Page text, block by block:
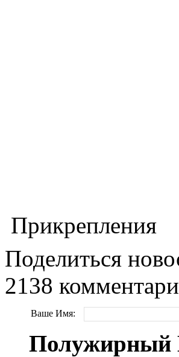
Прикрепления
Поделиться
2138
Ваше Имя:
Полужирный